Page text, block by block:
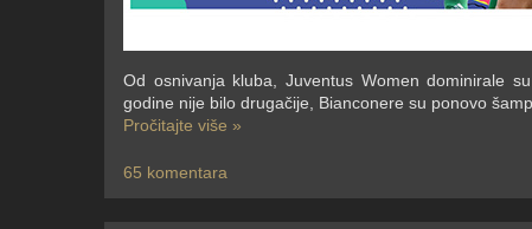
Od osnivanja kluba, Juventus Women dominirale
godine nije bilo drugačije, Bianconere su ponovo
Pročitajte više »
65 komentara